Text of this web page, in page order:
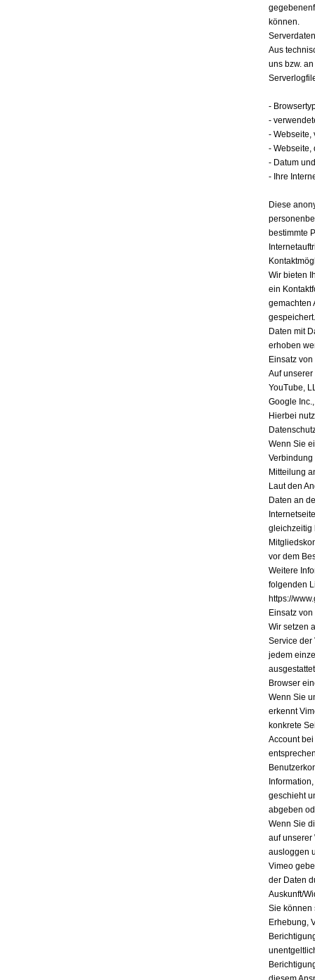
können.
Serverdaten
Aus
uns bzw.
-
-
- Webseite,
- Webseite,
- Datum
- Ihre
Diese
bestimmte
Wir bieten
ein
gemachten
Daten mit
erhoben
Einsatz
Auf
YouTube,
Google
Hierbei
Wenn Sie
Verbindung
Mitteilung
Laut den
Daten an
gleichzeitig
vor dem
Weitere
folgenden
https://
Einsatz
Wir setzen
Service der
jedem
Browser
Wenn Sie
erkennt
konkrete
Account
geschieht
abgeben
Wenn Sie
auf unserer
ausloggen
Vimeo
der Daten
Auskunft/
Sie können
Erhebung,